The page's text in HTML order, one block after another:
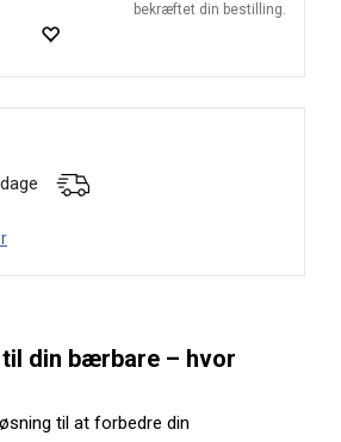
bekræftet din bestilling.
din bærbare – hvor
til at forbedre din